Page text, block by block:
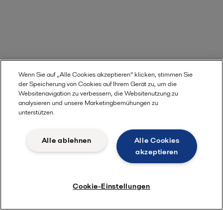
Wenn Sie auf „Alle Cookies akzeptieren“ klicken, stimmen Sie
der Speicherung von Cookies auf Ihrem Gerät zu, um die
Websitenavigation zu verbessern, die Websitenutzung zu
analysieren und unsere Marketingbemühungen zu
unterstützen.
Alle Cookies
akzeptieren
Alle ablehnen
Cookie-Einstellungen